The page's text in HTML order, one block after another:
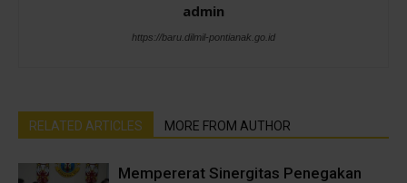
admin
https://baru.dilmil-pontianak.go.id
RELATED ARTICLES MORE FROM AUTHOR
Mempererat Sinergitas Penegakan